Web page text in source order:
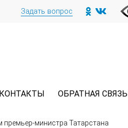
Задать вопрос
КОНТАКТЫ ОБРАТНАЯ СВЯЗЬ
министра Татарстана